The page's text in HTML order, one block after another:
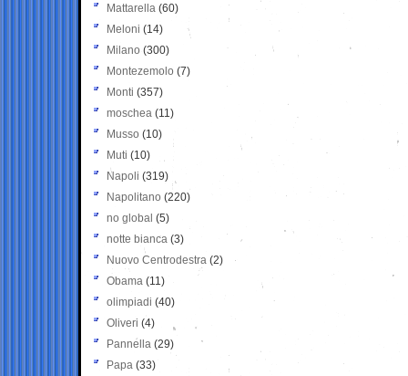
Mattarella (60)
Meloni (14)
Milano (300)
Montezemolo (7)
Monti (357)
moschea (11)
Musso (10)
Muti (10)
Napoli (319)
Napolitano (220)
no global (5)
notte bianca (3)
Nuovo Centrodestra (2)
Obama (11)
olimpiadi (40)
Oliveri (4)
Pannella (29)
Papa (33)